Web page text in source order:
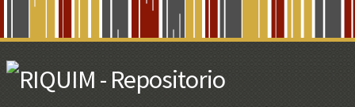
Main
Content